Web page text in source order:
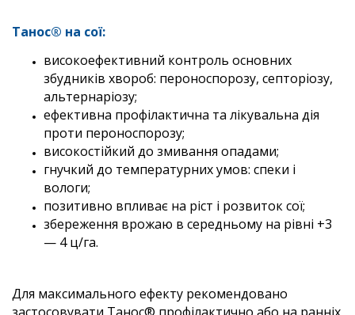
Танос® на сої:
високоефективний контроль основних
збудників хвороб: пероноспорозу, септоріозу,
альтернаріозу;
ефективна профілактична та лікувальна дія
проти пероноспорозу;
високостійкий до змивання опадами;
гнучкий до температурних умов: спеки і
вологи;
позитивно впливає на ріст і розвиток сої;
збереження врожаю в середньому на рівні +3
— 4 ц/га.
Для максимального ефекту рекомендовано